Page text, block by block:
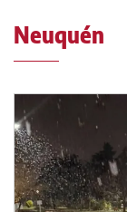
Neuquén